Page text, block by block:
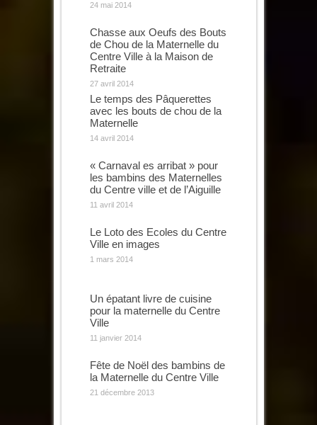
24 mai 2014
Chasse aux Oeufs des Bouts
de Chou de la Maternelle du
Centre Ville à la Maison de
Retraite
27 avril 2014
Le temps des Pâquerettes
avec les bouts de chou de la
Maternelle
14 avril 2014
« Carnaval es arribat » pour
les bambins des Maternelles
du Centre ville et de l’Aiguille
11 avril 2014
Le Loto des Ecoles du Centre
Ville en images
1 mars 2014
Un épatant livre de cuisine
pour la maternelle du Centre
Ville
11 janvier 2014
Fête de Noël des bambins de
la Maternelle du Centre Ville
21 décembre 2013